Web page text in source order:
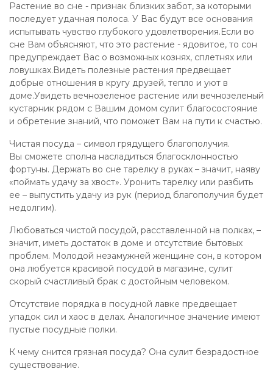
Растение во сне - признак близких забот, за которыми
последует удачная полоса. У Вас будут все основания
испытывать чувство глубокого удовлетворения.Если во
сне Вам объясняют, что это растение - ядовитое, то сон
предупреждает Вас о возможных кознях, сплетнях или
ловушках.Видеть полезные растения предвещает
добрые отношения в кругу друзей, тепло и уют в
доме.Увидеть вечнозеленое растение или вечнозеленый
кустарник рядом с Вашим домом сулит благосостояние
и обретение знаний, что поможет Вам на пути к счастью.
Чистая посуда – символ грядущего благополучия.
Вы сможете сполна насладиться благосклонностью
фортуны. Держать во сне тарелку в руках – значит, наяву
«поймать удачу за хвост». Уронить тарелку или разбить
ее – выпустить удачу из рук (период благополучия будет
недолгим).
Любоваться чистой посудой, расставленной на полках, –
значит, иметь достаток в доме и отсутствие бытовых
проблем. Молодой незамужней женщине сон, в котором
она любуется красивой посудой в магазине, сулит
скорый счастливый брак с достойным человеком.
Отсутствие порядка в посудной лавке предвещает
упадок сил и хаос в делах. Аналогичное значение имеют
пустые посудные полки.
К чему снится грязная посуда? Она сулит безрадостное
существование.